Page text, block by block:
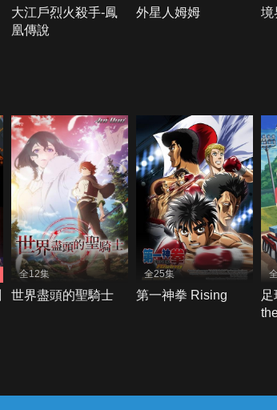
大江戶烈火殺手-鳳
凰傳說
外星人姆姆 境
全12集
世界盡頭的聖騎士
全25集
第一神拳 Rising